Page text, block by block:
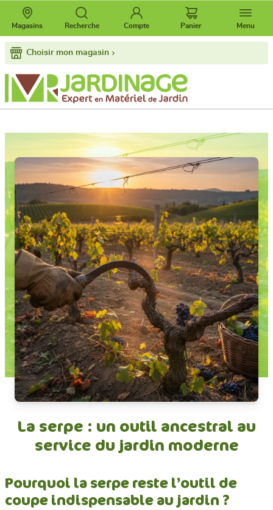
Choisir mon magasin
Magasins Recherche Compte Panier Menu
La serpe : un outil ancestral au
service du jardin moderne
Pourquoi la serpe reste l’outil de
coupe indispensable au jardin ?